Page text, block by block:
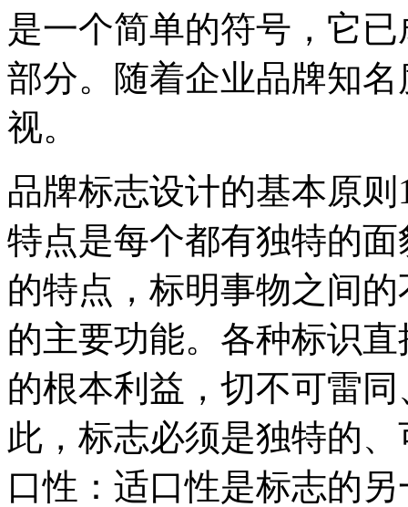
是一个简单的符号，它
部分。随着企业品牌知
视。
品牌标志设计的基本原
特点是每个都有独特的
的特点，标明事物之间
的主要功能。各种标识
的根本利益，切不可雷
此，标志必须是独特的
口性：适口性是标志的